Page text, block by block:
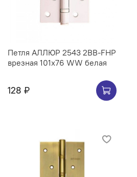
Петля АЛЛЮР 2543 2BB-FHP
врезная 101х76 WW белая
128 ₽